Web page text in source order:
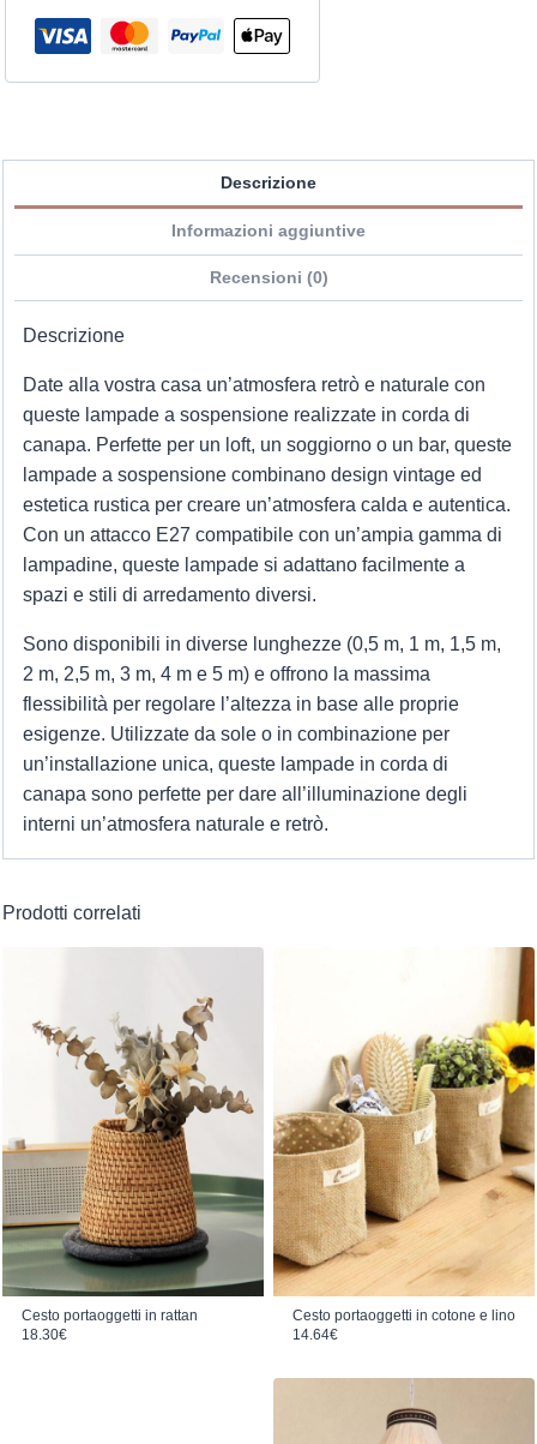
Descrizione
Informazioni aggiuntive
Recensioni (0)
Descrizione
Date alla vostra casa un’atmosfera retrò e naturale con
queste lampade a sospensione realizzate in corda di
canapa. Perfette per un loft, un soggiorno o un bar, queste
lampade a sospensione combinano design vintage ed
estetica rustica per creare un’atmosfera calda e autentica.
Con un attacco E27 compatibile con un’ampia gamma di
lampadine, queste lampade si adattano facilmente a
spazi e stili di arredamento diversi.
Sono disponibili in diverse lunghezze (0,5 m, 1 m, 1,5 m,
2 m, 2,5 m, 3 m, 4 m e 5 m) e offrono la massima
flessibilità per regolare l’altezza in base alle proprie
esigenze. Utilizzate da sole o in combinazione per
un’installazione unica, queste lampade in corda di
canapa sono perfette per dare all’illuminazione degli
interni un’atmosfera naturale e retrò.
Prodotti correlati
Cesto portaoggetti in rattan
18.30€
Cesto portaoggetti in cotone e lino
14.64€